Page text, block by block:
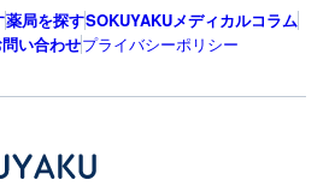
薬局を探すSOKUYAKUメディカルコラム
い合わせプライバシーポリシー